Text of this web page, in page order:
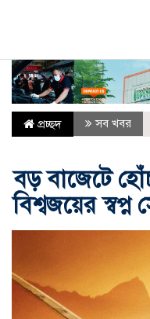
প্রচ্ছদ সব খবর
বড় বাজেটে
বিশ্বজয়ের স্বপ্ন